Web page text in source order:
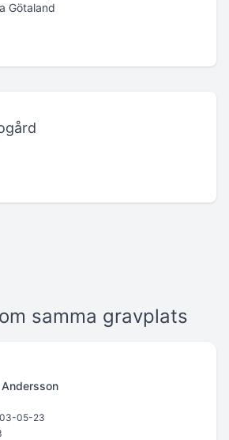
Götaland
samma gravplats
05-23